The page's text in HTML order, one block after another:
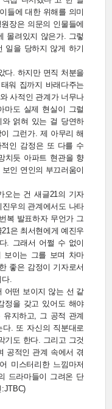
들에 대한 위해를 의미
장은 의문의 인물들에
몰려있지 않은가. 그렇
일을 당하지 않게 하기
다. 하지만 면직 처분을
워 집까지 바래다주는
사적인 관계가 너무나
마도 실제 현실이 그럴
와 얽혀 있는 걸 당연하
그런가. 제 아무리 해
인 감정은 또 다를 수
치듯 아파트 현관을 향
인 연인의 부끄러움이
오는 건 새글21의 기자
우의 관계에서도 나타
복 발표하자 무언가 그
은 최서현에게 예진우
. 그래서 어쩔 수 없이
보이는 그를 보며 차마
좋은 감정이 기자로서
.
어떤 보이지 않는 선 같
정을 갖고 있어도 해야
지하고, 그 공적 관계
. 또 자신의 직분대로
기도 한다. 그리고 그것
공적인 관계 속에서 겪
미스터리한 느낌마저
드라마들이 그려온 단